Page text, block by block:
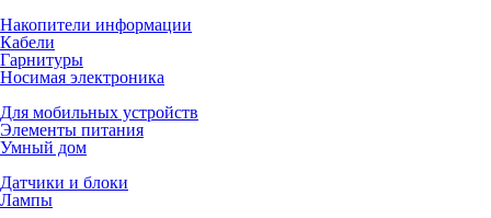
Накопители информации
Кабели
Гарнитуры
Носимая электроника
Для мобильных устройств
Элементы питания
Умный дом
Датчики и блоки
Лампы